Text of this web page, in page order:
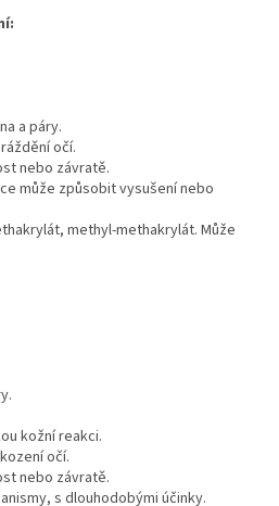
a páry.
očí.
nebo závratě.
může způsobit vysušení nebo
methyl-methakrylát. Může
kožní reakci.
očí.
nebo závratě.
s dlouhodobými účinky.